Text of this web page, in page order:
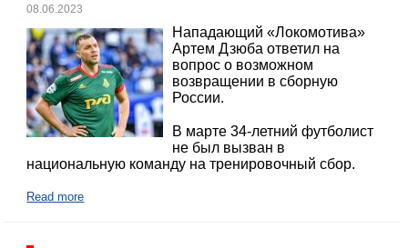
08.06.2023
Нападающий «Локомотива»
Артем Дзюба ответил на
вопрос о возможном
возвращении в сборную
России.
В марте 34-летний футболист
не был вызван в
национальную команду на тренировочный сбор.
Read more